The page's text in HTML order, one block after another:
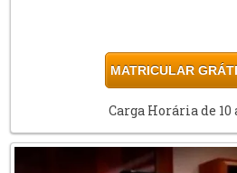
MATRICULAR
Carga Horária de 10